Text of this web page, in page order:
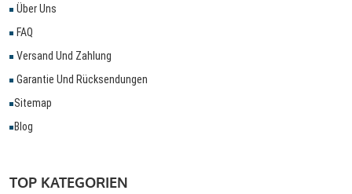
Über Uns
FAQ
Versand Und Zahlung
Garantie Und Rücksendungen
Sitemap
Blog
TOP KATEGORIEN